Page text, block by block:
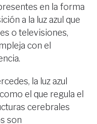
en la forma
a la luz azul que
o televisiones,
con el
la luz azul
el que regula el
cerebrales
son